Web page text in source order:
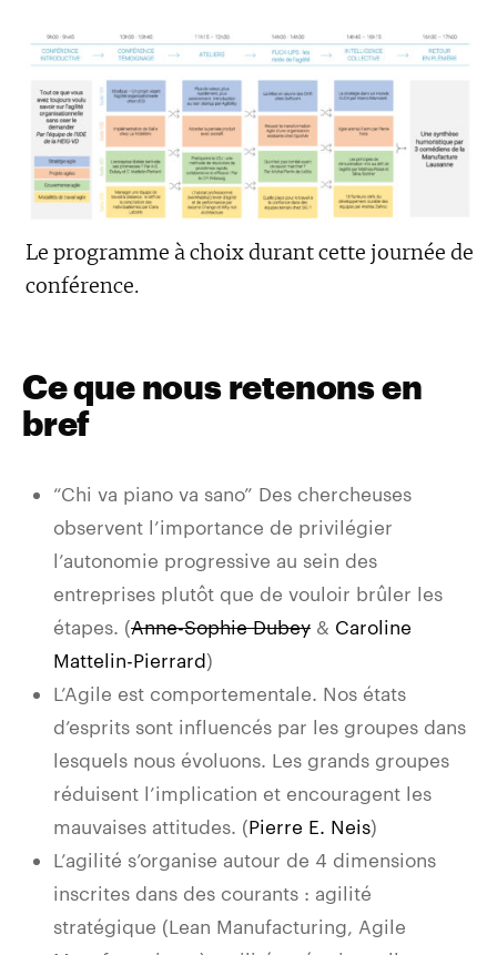
Le programme à choix durant cette journée de
conférence.
Ce que nous retenons en
bref
“Chi va piano va sano” Des chercheuses
observent l’importance de privilégier
l’autonomie progressive au sein des
entreprises plutôt que de vouloir brûler les
étapes. (Anne-Sophie Dubey & Caroline
Mattelin-Pierrard)
L’Agile est comportementale. Nos états
d’esprits sont influencés par les groupes dans
lesquels nous évoluons. Les grands groupes
réduisent l’implication et encouragent les
mauvaises attitudes. (Pierre E. Neis)
L’agilité s’organise autour de 4 dimensions
inscrites dans des courants : agilité
stratégique (Lean Manufacturing, Agile